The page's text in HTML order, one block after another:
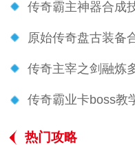
传奇霸主神器合成
原始传奇盘古装备
传奇主宰之剑融炼
传奇霸业卡boss教
热门攻略